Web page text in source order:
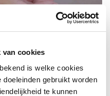
van cookies
is welke cookies
gebruikt worden
te kunnen
LESSEAU
een voorraad van ruim 25